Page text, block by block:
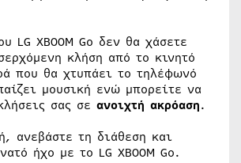
LG XBOOM Go δεν θα χάσετε
κλήση από το κινητό
που θα χτυπάει το τηλέφωνό
μουσική ενώ μπορείτε να
σας σε ανοιχτή ακρόαση.
ανεβάστε τη διάθεση και
ήχο με το LG XBOOM Go.